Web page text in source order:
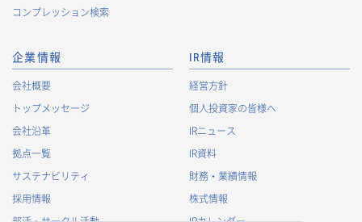
採用応募者に関する個人情報
・
採用選考のため
・
当社における採用業務管理のため
・
その他、法令の定め、または法的権限のある当局の法令に
基づく命令・指導等に従った対応
退職者から取得した個人情報
コンプレッション検索
企業情報
会社概要
トップメッセージ
会社沿革
拠点一覧
サステナビリティ
採用情報
IR情報
経営方針
個人投資家の皆様へ
IRニュース
IR資料
財務・業績情報
株式情報